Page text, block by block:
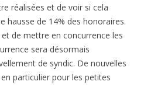
réalisées et de voir si cela
hausse de 14% des honoraires.
de mettre en concurrence les
sera désormais
de syndic. De nouvelles
particulier pour les petites